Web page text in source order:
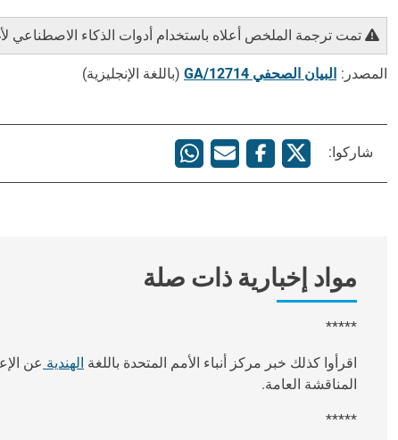
تمت ترجمة الملخص أعلاه باستخدام أدوات الذكاء الاصطناعي
المصدر: البيان الصحفي GA/12714 (باللغة الإنجليزية)
شاركوا:
مواد إخبارية ذات صلة
*****
اقرأوا كذلك خبر مركز أنباء الأمم المتحدة باللغة الهندية عن
المناقشة العامة.
*****